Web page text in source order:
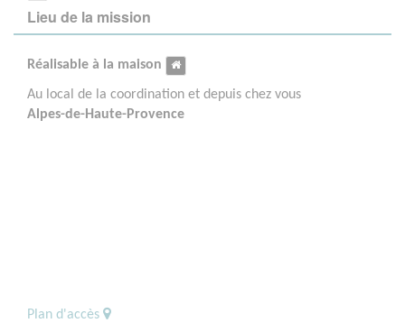
Lieu de la mission
Réalisable à la maison
Au local de la coordination et depuis chez vous
Alpes-de-Haute-Provence
Plan d'accès